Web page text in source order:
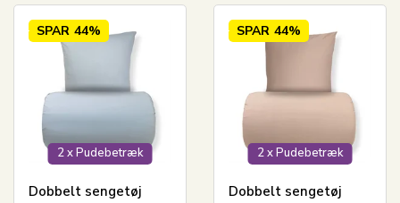
2 x Pudebetræk
SPAR 44%
Dobbelt sengetøj
2 x Pudebetræk
SPAR 44%
Dobbelt sengetøj